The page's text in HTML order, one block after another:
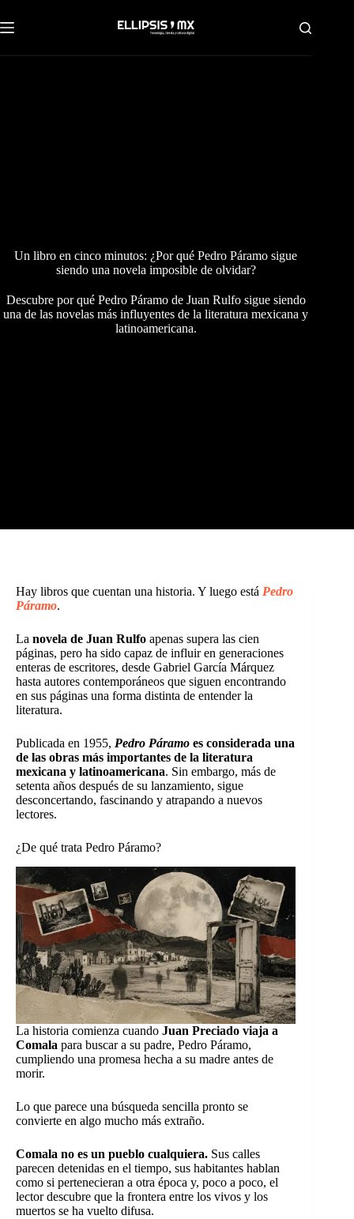
al
contenido
Un libro en cinco minutos: ¿Por qué Pedro Páramo sigue
siendo una novela imposible de olvidar?
Descubre por qué Pedro Páramo de Juan Rulfo sigue siendo
una de las novelas más influyentes de la literatura mexicana y
latinoamericana.
Hay libros que cuentan una historia. Y luego está Pedro
Páramo.
La novela de Juan Rulfo apenas supera las cien
páginas, pero ha sido capaz de influir en generaciones
enteras de escritores, desde Gabriel García Márquez
hasta autores contemporáneos que siguen encontrando
en sus páginas una forma distinta de entender la
literatura.
Publicada en 1955, Pedro Páramo es considerada una
de las obras más importantes de la literatura
mexicana y latinoamericana. Sin embargo, más de
setenta años después de su lanzamiento, sigue
desconcertando, fascinando y atrapando a nuevos
lectores.
¿De qué trata Pedro Páramo?
La historia comienza cuando Juan Preciado viaja a
Comala para buscar a su padre, Pedro Páramo,
cumpliendo una promesa hecha a su madre antes de
morir.
Lo que parece una búsqueda sencilla pronto se
convierte en algo mucho más extraño.
Comala no es un pueblo cualquiera. Sus calles
parecen detenidas en el tiempo, sus habitantes hablan
como si pertenecieran a otra época y, poco a poco, el
lector descubre que la frontera entre los vivos y los
muertos se ha vuelto difusa.